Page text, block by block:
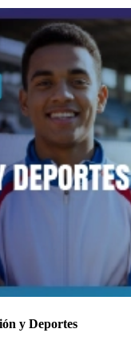
y Deportes